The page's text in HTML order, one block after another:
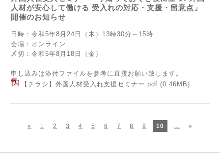
人材が安心して働ける 受入れの対応・⽀援・留意点」
開催のお知らせ
日時：令和5年8月24日（木）13時30分～15時
会場：オンライン
〆切：令和5年8月18日（金）
申し込みは添付ファイルを参考に直接お願い致します。
【チラシ】外国人材受入れ支援セミナー.pdf (0.46MB)
« 1 2 3 4 5 6 7 8 9 10 ... »